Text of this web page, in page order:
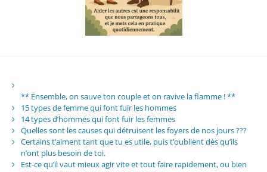
** Ensemble, on sauve ton couple et on ravive la flamme ! **
15 types de femme qui font fuir les hommes
14 types d’hommes qui font fuir les femmes
Quelles sont les causes qui détruisent les foyers de nos jours ???
Certains t’aiment tant que tu es utile, puis t’oublient dès qu’ils
n’ont plus besoin de toi.
Est-ce qu’il vaut mieux agir vite et tout faire rapidement, ou bien